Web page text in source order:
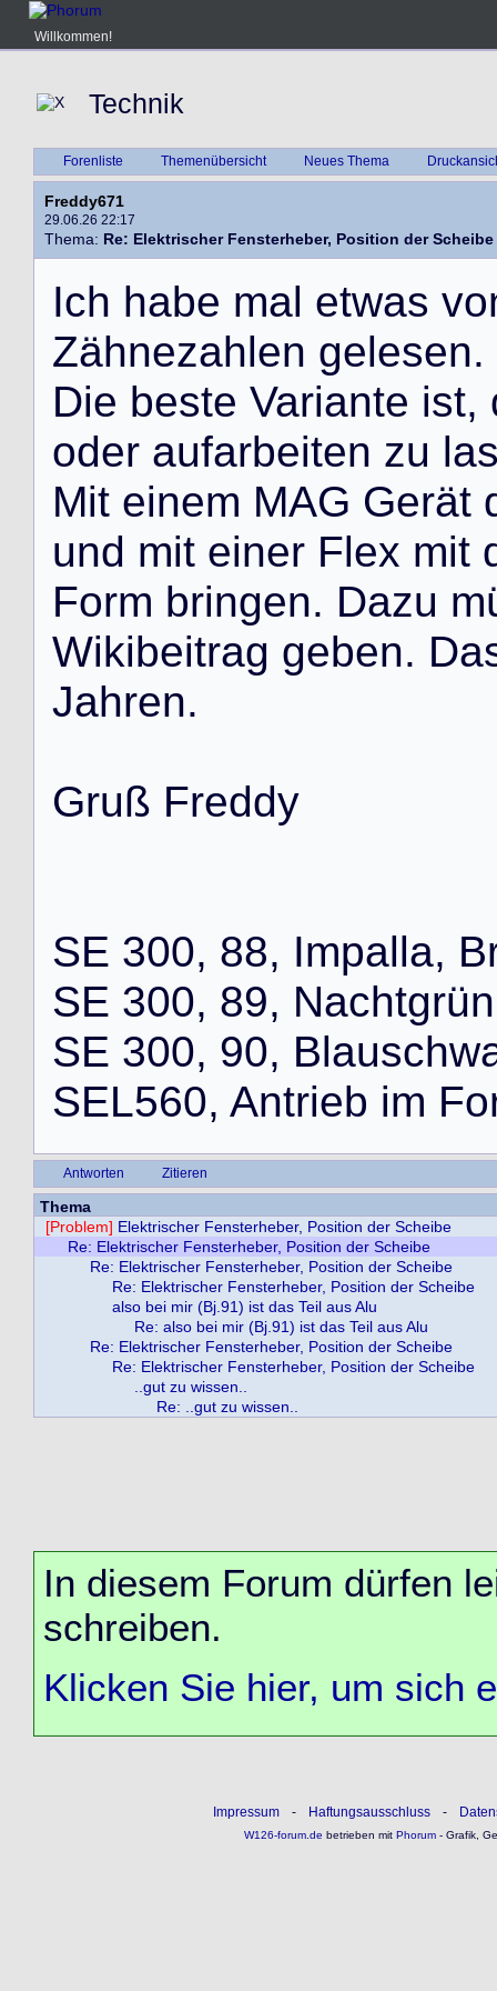
Willkommen!
Technik
Forenliste Themenübersicht Neues Thema
Freddy671
29.06.26 22:17
Thema: Re: Elektrischer Fensterheber, Position der Scheibe
Ich habe mal etwas vo
Zähnezahlen gelesen.
Die beste Variante ist,
oder aufarbeiten zu la
Mit einem MAG Gerät
und mit einer Flex mit
Form bringen. Dazu m
Wikibeitrag geben. Da
Jahren.
Gruß Freddy
SE 300, 88, Impalla, B
SE 300, 89, Nachtgrün
SE 300, 90, Blauschw
SEL560, Antrieb im Fo
Antworten Zitieren
Thema
[Problem] Elektrischer Fensterheber, Position der Scheibe
Re: Elektrischer Fensterheber, Position der Scheibe
Re: Elektrischer Fensterheber, Position der Scheibe
Re: Elektrischer Fensterheber, Position der Scheibe
also bei mir (Bj.91) ist das Teil aus Alu
Re: also bei mir (Bj.91) ist das Teil aus Alu
Re: Elektrischer Fensterheber, Position der Scheibe
Re: Elektrischer Fensterheber, Position der Scheibe
..gut zu wissen..
Re: ..gut zu wissen..
In diesem Forum dürfen
schreiben.
Klicken Sie hier, um sich
Impressum - Haftungsausschluss -
W126-forum.de betrieben mitPhorum- Grafik,